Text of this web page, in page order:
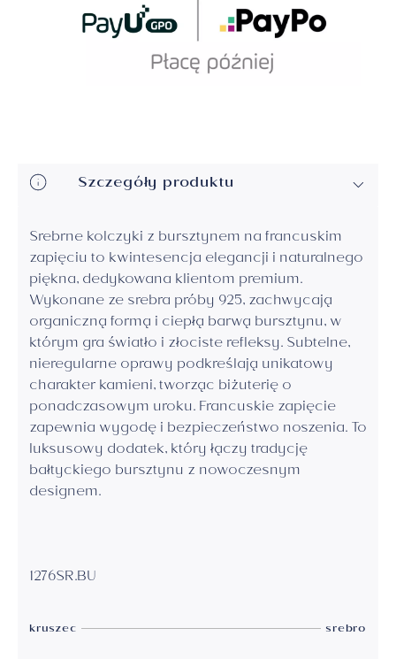
Szczegóły produktu
Srebrne kolczyki z bursztynem na francuskim
zapięciu to kwintesencja elegancji i naturalnego
piękna, dedykowana klientom premium.
Wykonane ze srebra próby 925, zachwycają
organiczną formą i ciepłą barwą bursztynu, w
którym gra światło i złociste refleksy. Subtelne,
nieregularne oprawy podkreślają unikatowy
charakter kamieni, tworząc biżuterię o
ponadczasowym uroku. Francuskie zapięcie
zapewnia wygodę i bezpieczeństwo noszenia. To
luksusowy dodatek, który łączy tradycję
bałtyckiego bursztynu z nowoczesnym
designem.
1276SR.BU
kruszec
srebro